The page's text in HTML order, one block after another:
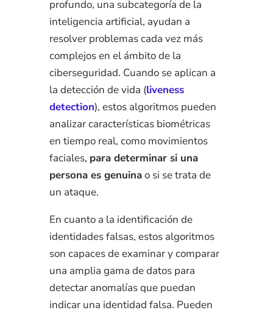
profundo, una subcategoría de la
inteligencia artificial, ayudan a
resolver problemas cada vez más
complejos en el ámbito de la
ciberseguridad. Cuando se aplican a
la detección de vida (liveness
detection), estos algoritmos pueden
analizar características biométricas
en tiempo real, como movimientos
faciales, para determinar si una
persona es genuinao si se trata de
un ataque.
En cuanto a la identificación de
identidades falsas, estos algoritmos
son capaces de examinar y comparar
una amplia gama de datos para
detectar anomalías que puedan
indicar una identidad falsa. Pueden